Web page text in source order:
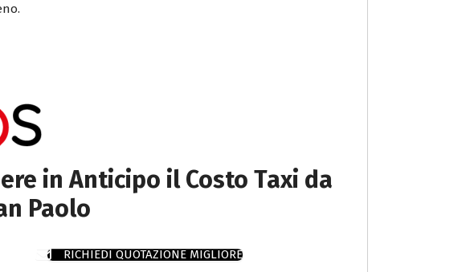
in Anticipo il Costo Taxi da
Paolo
RICHIEDI QUOTAZIONE MIGLIORE